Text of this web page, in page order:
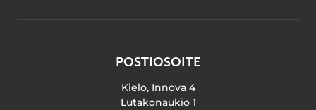
POSTIOSOITE
Kielo, Innova 4
Lutakonaukio 1